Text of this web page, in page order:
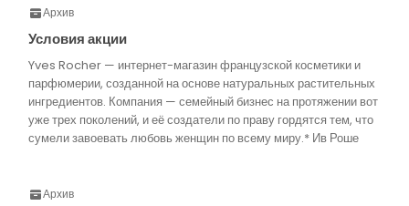
Архив
Условия акции
Yves Rocher — интернет-магазин французской косметики и
парфюмерии, созданной на основе натуральных растительных
ингредиентов. Компания — семейный бизнес на протяжении вот
уже трех поколений, и её создатели по праву гордятся тем, что
сумели завоевать любовь женщин по всему миру.* Ив Роше
Архив